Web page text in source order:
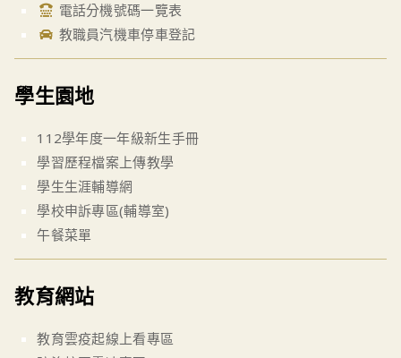
電話分機號碼一覽表
教職員汽機車停車登記
學生園地
112學年度一年級新生手冊
學習歷程檔案上傳教學
學生生涯輔導網
學校申訴專區(輔導室)
午餐菜單
教育網站
教育雲疫起線上看專區